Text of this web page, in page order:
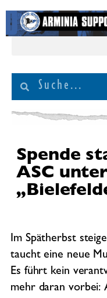
Spende
ASC
Im Spätherbst
taucht eine neue
Es führt kein
mehr daran vorbei: